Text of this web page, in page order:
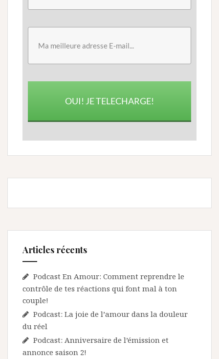
OUI! JE TELECHARGE!
Articles récents
Podcast En Amour: Comment reprendre le
contrôle de tes réactions qui font mal à ton
couple!
Podcast: La joie de l’amour dans la douleur
du réel
Podcast: Anniversaire de l’émission et
annonce saison 2!